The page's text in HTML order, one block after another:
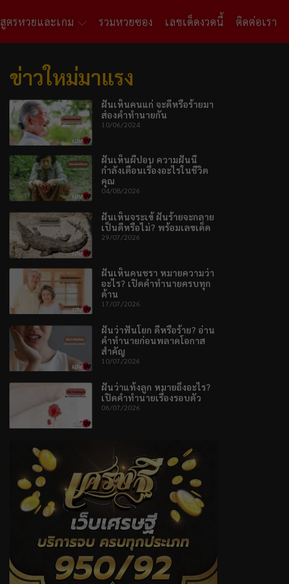
สูตรหวยและเกม รวมหวยซอง เลขเด็ดงวดนี้ ติดต่อเรา
ข่าวใหม่มาแรง
ฝันเห็นคนแก่ จะดีหรือร้ายมา
ส่องคำทำนายกัน
10/06/2024
ฝันเห็นผีปอบ ความฝันนี้
กำลังเตือนเรื่องอะไรในชีวิต
คุณ
04/08/2026
ฝันเห็นจระเข้ ฝันร้ายจะกลาย
เป็นดีหรือไม่? พร้อมเลขเด็ด
29/07/2026
ฝันเห็นคนชรา หมายความว่า
อะไร? เปิดคำทำนายครบทุก
ด้าน
17/07/2026
ฝันว่าฟันโยก ดีหรือร้าย? อ่าน
คำทำนายก่อนพลาดโอกาส
สำคัญ
10/07/2026
ฝันว่าแท้งลูก หมายถึงอะไร?
เปิดคำทำนายเรื่องรอบตัว
06/07/2026